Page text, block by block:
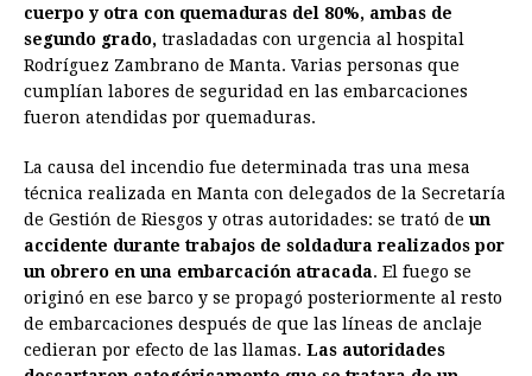
cuerpo y otra con quemaduras del 80%, ambas de
segundo grado, trasladadas con urgencia al hospital
Rodríguez Zambrano de Manta. Varias personas que
cumplían labores de seguridad en las embarcaciones
fueron atendidas por quemaduras.
La causa del incendio fue determinada tras una mesa
técnica realizada en Manta con delegados de la Secretaría
de Gestión de Riesgos y otras autoridades: se trató de un
accidente durante trabajos de soldadura realizados por
un obrero en una embarcación atracada. El fuego se
originó en ese barco y se propagó posteriormente al resto
de embarcaciones después de que las líneas de anclaje
cedieran por efecto de las llamas. Las autoridades